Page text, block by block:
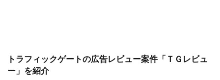
トラフィックゲートの広告レビュー案件「ＴＧレビュ
ー」を紹介